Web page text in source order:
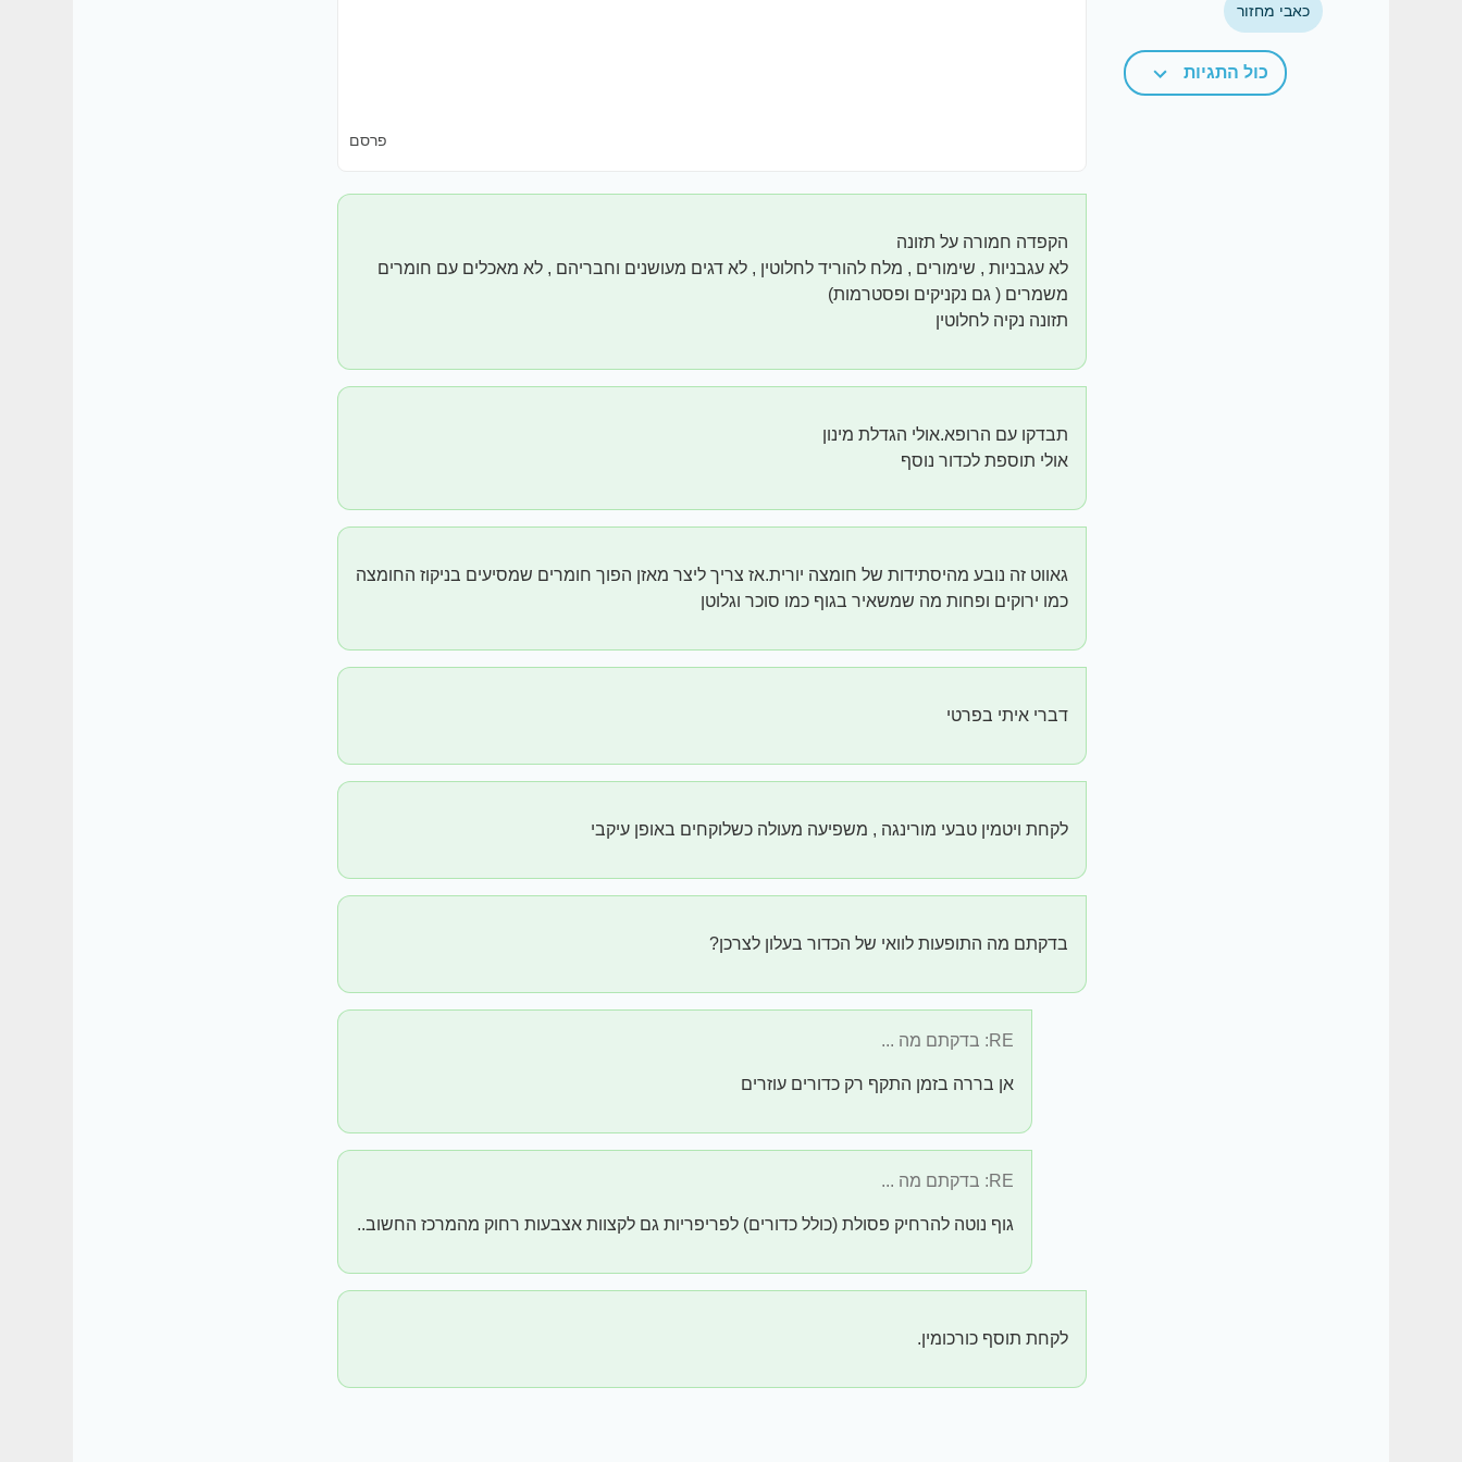
כאבי מחזור
כול התגיות
פרסם
הקפדה חמורה על תזונה
לא עגבניות , שימורים , מלח להוריד לחלוטין , לא דגים מעושנים וחבריהם , לא מאכלים עם חומרים
משמרים ( גם נקניקים ופסטרמות)
תזונה נקיה לחלוטין
תבדקו עם הרופא.אולי הגדלת מינון
אולי תוספת לכדור נוסף
גאווט זה נובע מהיסתידות של חומצה יורית.אז צריך ליצר מאזן הפוך חומרים שמסיעים בניקוז החומצה
כמו ירוקים ופחות מה שמשאיר בגוף כמו סוכר וגלוטן
דברי איתי בפרטי
לקחת ויטמין טבעי מורינגה , משפיעה מעולה כשלוקחים באופן עיקבי
בדקתם מה התופעות לוואי של הכדור בעלון לצרכן?
RE: בדקתם מה ...
אן בררה בזמן התקף רק כדורים עוזרים
RE: בדקתם מה ...
גוף נוטה להרחיק פסולת (כולל כדורים) לפריפריות גם לקצוות אצבעות רחוק מהמרכז החשוב..
לקחת תוסף כורכומין.